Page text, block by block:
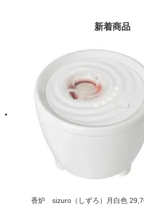
新着商品
香炉 sizuro（しずろ）月白色